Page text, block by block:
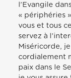
l’Evangile
« périphéries
vous et tous
servez à
Miséricorde,
cordialement
paix dans le